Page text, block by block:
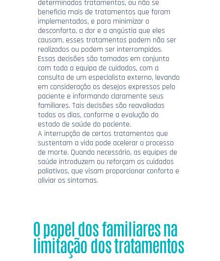
determinados tratamentos, ou não se
beneficia mais de tratamentos que foram
implementados, e para minimizar o
desconforto, a dor e a angústia que eles
causam, esses tratamentos podem não ser
realizados ou podem ser interrompidos.
Essas decisões são tomadas em conjunto
com toda a equipa de cuidados, com a
consulta de um especialista externo, levando
em consideração os desejos expressos pelo
paciente e informando claramente seus
familiares. Tais decisões são reavaliadas
todos os dias, conforme a evolução do
estado de saúde do paciente.
A interrupção de certos tratamentos que
sustentam a vida pode acelerar o processo
de morte. Quando necessário, as equipes de
saúde introduzem ou reforçam os cuidados
paliativos, que visam proporcionar conforto e
aliviar os sintomas.
O papel dos familiares na
limitação dos tratamentos